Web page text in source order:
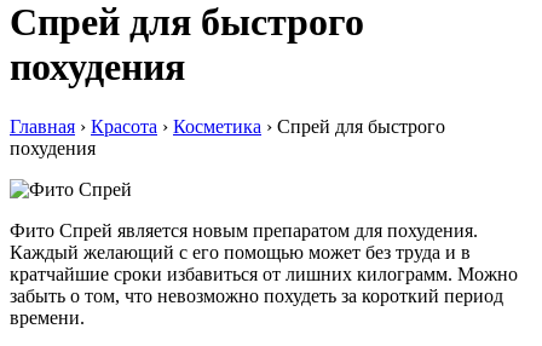
Спрей для быстрого
похудения
Главная › Красота › Косметика › Спрей для быстрого
похудения
Фито Спрей является новым препаратом для похудения.
Каждый желающий с его помощью может без труда и в
кратчайшие сроки избавиться от лишних килограмм. Можно
забыть о том, что невозможно похудеть за короткий период
времени.